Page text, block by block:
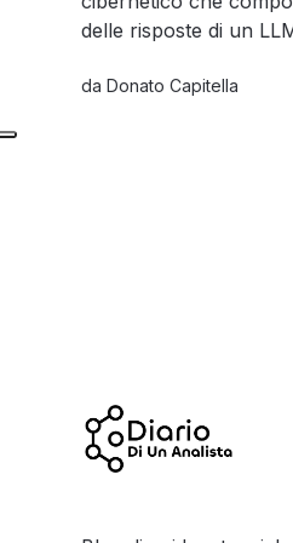
delle risposte di un
presenta sfide uniche
daDonato Capitella